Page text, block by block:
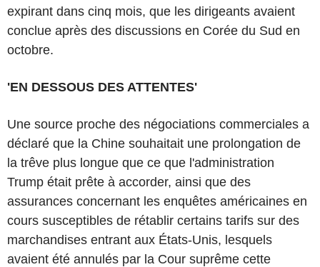
expirant dans cinq mois, que les dirigeants avaient
conclue après des discussions en Corée du Sud en
octobre.
'EN DESSOUS DES ATTENTES'
Une source proche des négociations commerciales a
déclaré que la Chine souhaitait une prolongation de
la trêve plus longue que ce que l'administration
Trump était prête à accorder, ainsi que des
assurances concernant les enquêtes américaines en
cours susceptibles de rétablir certains tarifs sur des
marchandises entrant aux États-Unis, lesquels
avaient été annulés par la Cour suprême cette